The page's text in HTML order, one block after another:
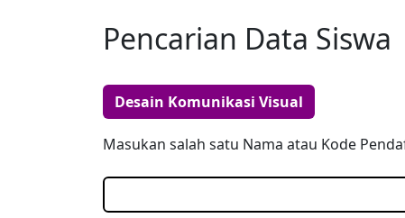
Pencarian Data Siswa
Desain Komunikasi Visual
Masukan salah satu Nama atau Kode